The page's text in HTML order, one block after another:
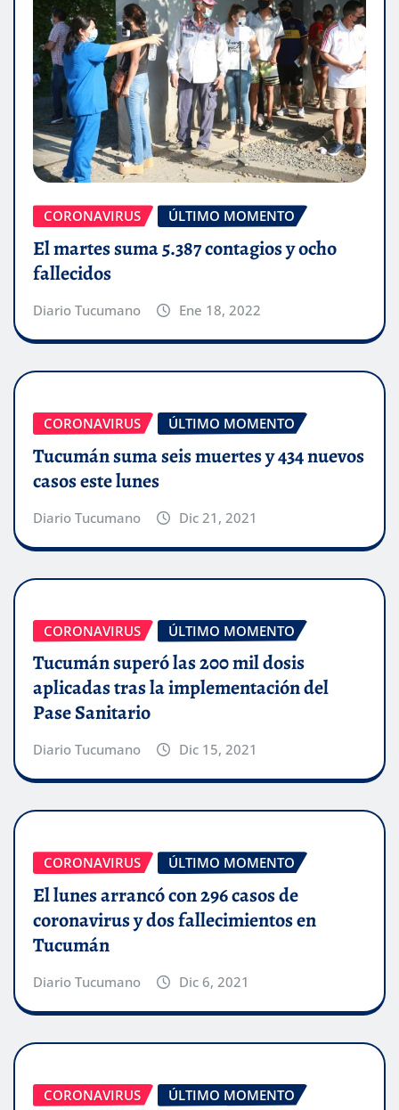
CORONAVIRUS ÚLTIMO MOMENTO
El martes suma 5.387 contagios y ocho
fallecidos
Diario Tucumano Ene 18, 2022
CORONAVIRUS ÚLTIMO MOMENTO
Tucumán suma seis muertes y 434 nuevos
casos este lunes
Diario Tucumano Dic 21, 2021
CORONAVIRUS ÚLTIMO MOMENTO
Tucumán superó las 200 mil dosis
aplicadas tras la implementación del
Pase Sanitario
Diario Tucumano Dic 15, 2021
CORONAVIRUS ÚLTIMO MOMENTO
El lunes arrancó con 296 casos de
coronavirus y dos fallecimientos en
Tucumán
Diario Tucumano Dic 6, 2021
CORONAVIRUS ÚLTIMO MOMENTO